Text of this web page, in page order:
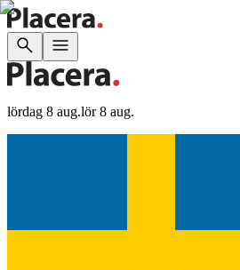
lördag 8 aug.lör 8 aug.